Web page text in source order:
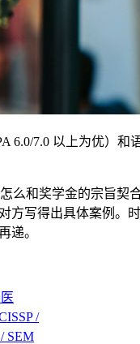
6.0/7.0 以上为优）
么和奖学金的宗旨
方写得出具体案例。
递。
/
SEM